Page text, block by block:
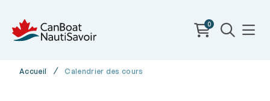
0
Accueil Calendrier des cours